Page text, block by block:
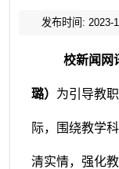
发布时间: 2023-
校新闻网
璐） 为引导教
际，围绕教学
清实情，强化